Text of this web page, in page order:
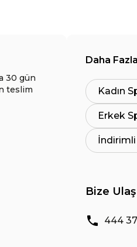
30 gün
teslim
Daha
Kadın
Erkek
Bize Ulaş
444